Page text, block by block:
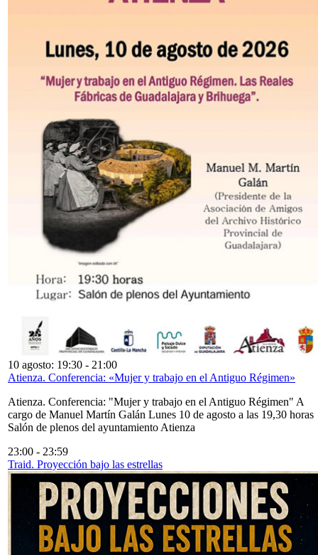
10 agosto: 19:30 - 21:00
Atienza. Conferencia: «Mujer y trabajo en el Antiguo Régimen»
Atienza. Conferencia: "Mujer y trabajo en el Antiguo Régimen" A
cargo de Manuel Martín Galán Lunes 10 de agosto a las 19,30 horas
Salón de plenos del ayuntamiento Atienza
23:00 - 23:59
Traid. Proyección bajo las estrellas